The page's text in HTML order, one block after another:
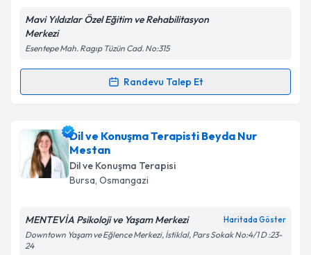
Kişisel verilerimin işlenmesine ilişkin
kapsamda işlenmesini kabul ediyorum.
Takvim Talebini Gönder
Mavi Yıldızlar Özel Eğitim ve Rehabilitasyon
Merkezi
Esentepe Mah. Ragıp Tüzün Cad. No:315
Randevu Talep Et
Randevu Takvimi Talebi
Dil ve Konuşma Terapisti Nebahat Nur Demir
randevu takvimi talebi oluşturun. Size bu uzmandan
randevu almanız için bir takvim hazırlandığında e-
posta ile bilgilendireceğiz.
Dil ve Konuşma Terapisti Beyda Nur
Mestan
Dil ve Konuşma Terapisi
Bursa, Osmangazi
MENTEVİA Psikoloji ve Yaşam Merkezi Haritada Göster
Downtown Yaşam ve Eğlence Merkezi, İstiklal, Pars Sokak No:4/1 D :23-
24